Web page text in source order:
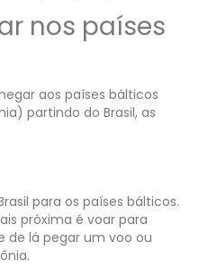
nos países
aos países bálticos
partindo do Brasil, as
para os países bálticos.
próxima é voar para
de lá pegar um voo ou